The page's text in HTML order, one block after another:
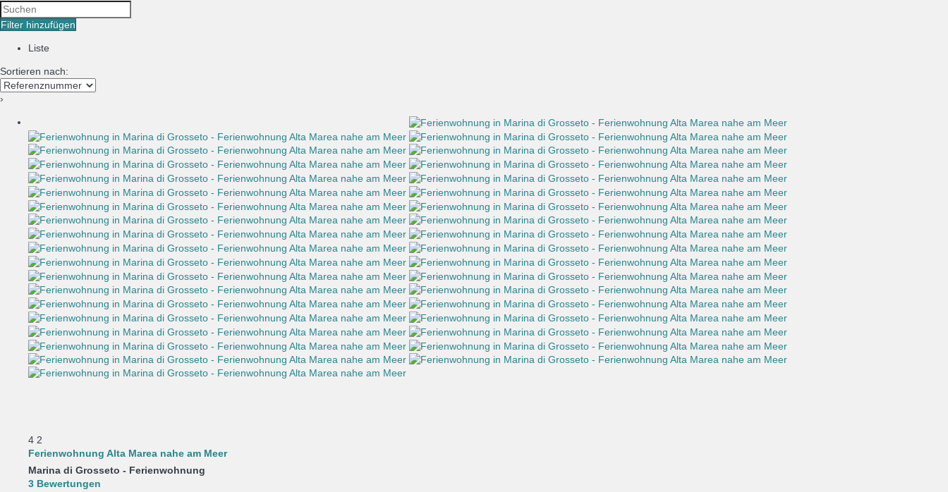
Filter hinzufügen
Liste
Sortieren nach:
›
4 2
Ferienwohnung Alta Marea nahe am Meer
Marina di Grosseto - Ferienwohnung
3 Bewertungen